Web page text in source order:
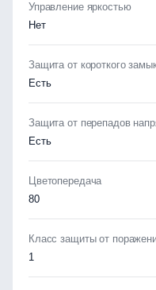
Управление яркостью
Нет
Защита от короткого
Есть
Защита от перепадов
Есть
Цветопередача
80
Класс защиты от
1